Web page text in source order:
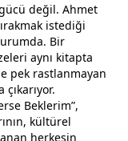
değil. Ahmet
istediği
Bir
aynı kitapta
pek rastlanmayan
Beklerim”,
kültürel
herkesin